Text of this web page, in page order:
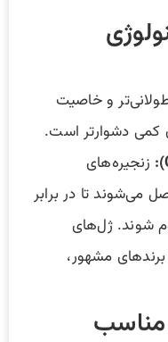
و خاصیت
کمی دشوارتر است.
زنجیره‌های
می‌شوند تا در برابر
شوند. ژل‌های
مشهور،
مناسب